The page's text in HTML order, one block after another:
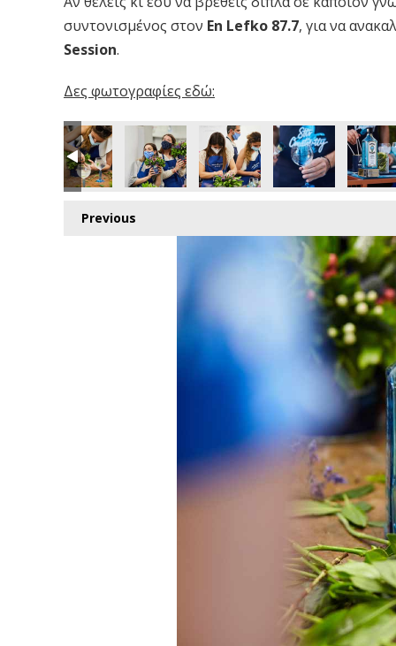
συντονισμένος στον En Lefko 87.7, για να
Session.
Δες φωτογραφίες εδώ:
Previous